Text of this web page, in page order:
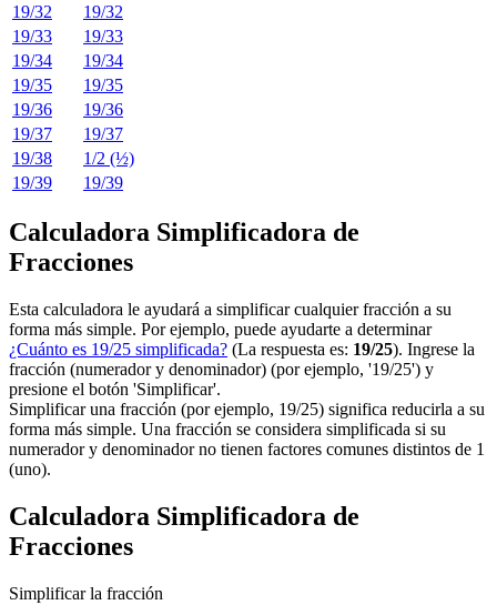
19/32
19/32
19/33
19/33
19/34
19/34
19/35
19/35
19/36
19/36
19/37
19/37
19/38
1/2 (½)
19/39
19/39
Calculadora Simplificadora de
Fracciones
Esta calculadora le ayudará a simplificar cualquier fracción a su
forma más simple. Por ejemplo, puede ayudarte a determinar
¿Cuánto es 19/25 simplificada? (La respuesta es: 19/25). Ingrese la
fracción (numerador y denominador) (por ejemplo, '19/25') y
presione el botón 'Simplificar'.
Simplificar una fracción (por ejemplo, 19/25) significa reducirla a su
forma más simple. Una fracción se considera simplificada si su
numerador y denominador no tienen factores comunes distintos de 1
(uno).
Calculadora Simplificadora de
Fracciones
Simplificar la fracción